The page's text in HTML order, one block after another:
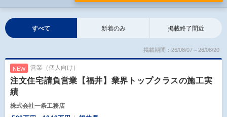
すべて 新着のみ 掲載終了間近
掲載期間：26/08/07～26/08/20
NEW 営業（個人向け）
注文住宅請負営業【福井】業界トップクラスの施工実
績
株式会社一条工務店